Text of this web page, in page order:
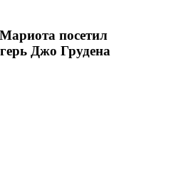
посетил
Джо Грудена